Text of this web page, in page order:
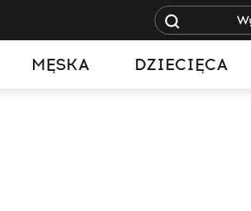
MĘSKA DZIECIĘCA